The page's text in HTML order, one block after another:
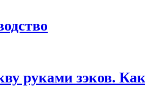
руками зэков.